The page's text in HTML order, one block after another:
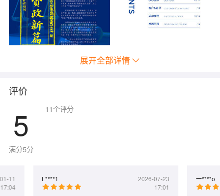
展开全部详情
评价
5
满分5分
11个评分
L****1
2026-07-23
17:01
一****o
11
17:04